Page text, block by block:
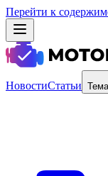
Перейти к
НовостиСтатьи